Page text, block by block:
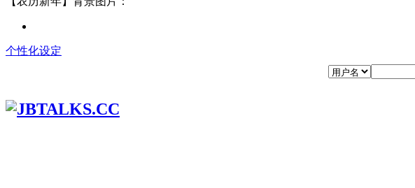
个性化设定